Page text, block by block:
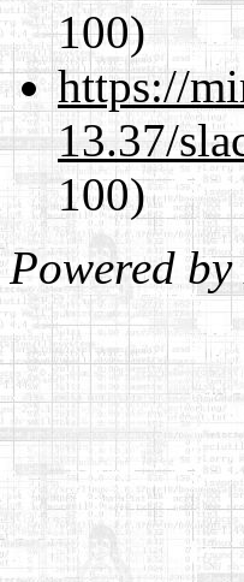
100)
https://
13.37/
100)
Powered by